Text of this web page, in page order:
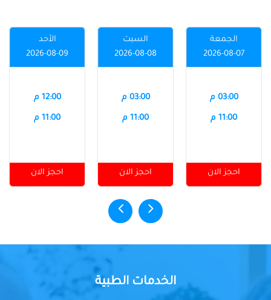
الجمعة
2026-08-07
03:00 م
11:00 م
احجز الان
السبت
2026-08-08
03:00 م
11:00 م
احجز الان
الأحد
2026-08-09
12:00 م
11:00 م
احجز الان
الخدمات الطبية